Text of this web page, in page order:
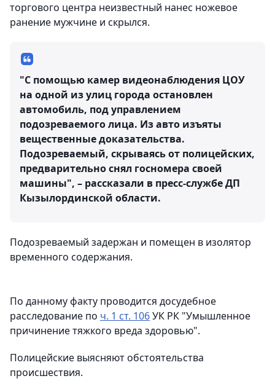
торгового центра неизвестный нанес ножевое
ранение мужчине и скрылся.
"С помощью камер видеонаблюдения ЦОУ
на одной из улиц города остановлен
автомобиль, под управлением
подозреваемого лица. Из авто изъяты
вещественные доказательства.
Подозреваемый, скрываясь от полицейских,
предварительно снял госномера своей
машины", – рассказали в пресс-службе ДП
Кызылординской области.
Подозреваемый задержан и помещен в изолятор
временного содержания.
По данному факту проводится досудебное
расследование по ч. 1 ст. 106УК РК "Умышленное
причинение тяжкого вреда здоровью".
Полицейские выясняют обстоятельства
происшествия.